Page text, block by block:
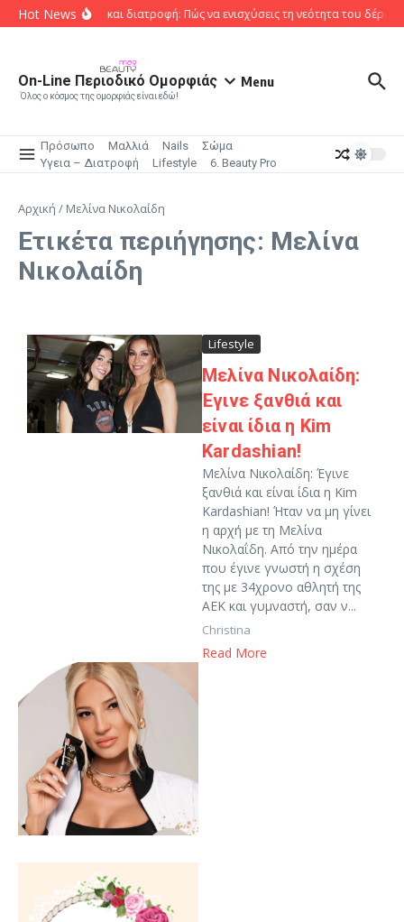
Μετάβαση στο περιεχόμενο
Hot News
Κολλαγόνο και διατροφή: Πώς να ενισχύσεις τη νεότητα του
On-Line Περιοδικό Ομορφιάς
Όλος ο κόσμος της ομορφιάς είναι εδώ!
Menu
Πρόσωπο Μαλλιά Nails
Σώμα
Υγεια – Διατροφή
Lifestyle 6. Beauty Pro
Αρχική / Μελίνα Νικολαίδη
Ετικέτα περιήγησης: Μελίνα
Νικολαίδη
Lifestyle
Μελίνα Νικολαίδη:
Έγινε ξανθιά και
είναι ίδια η Kim
Kardashian!
Μελίνα Νικολαίδη: Έγινε
ξανθιά και είναι ίδια η Kim
Kardashian! Ήταν να μη γίνει
η αρχή με τη Μελίνα
Νικολαΐδη. Από την ημέρα
που έγινε γνωστή η σχέση
της με 34χρονο αθλητή της
ΑΕΚ και γυμναστή, σαν ν...
Christina
Read More